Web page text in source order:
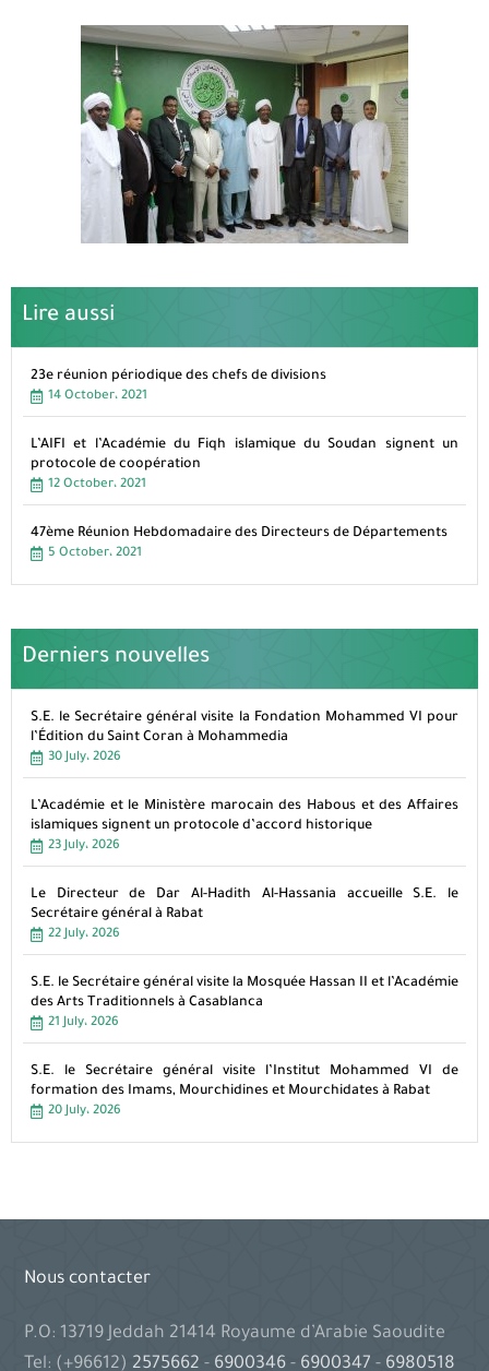
Lire aussi
23e réunion périodique des chefs de divisions
14 October، 2021
L’AIFI et l’Académie du Fiqh islamique du Soudan signent un
protocole de coopération
12 October، 2021
47ème Réunion Hebdomadaire des Directeurs de Départements
5 October، 2021
Derniers nouvelles
S.E. le Secrétaire général visite la Fondation Mohammed VI pour
l’Édition du Saint Coran à Mohammedia
30 July، 2026
L’Académie et le Ministère marocain des Habous et des Affaires
islamiques signent un protocole d’accord historique
23 July، 2026
Le Directeur de Dar Al-Hadith Al-Hassania accueille S.E. le
Secrétaire général à Rabat
22 July، 2026
S.E. le Secrétaire général visite la Mosquée Hassan II et l’Académie
des Arts Traditionnels à Casablanca
21 July، 2026
S.E. le Secrétaire général visite l’Institut Mohammed VI de
formation des Imams, Mourchidines et Mourchidates à Rabat
20 July، 2026
Nous contacter
P.O: 13719 Jeddah 21414 Royaume d’Arabie Saoudite
Tel: (+96612) 2575662- 6900346- 6900347- 6980518